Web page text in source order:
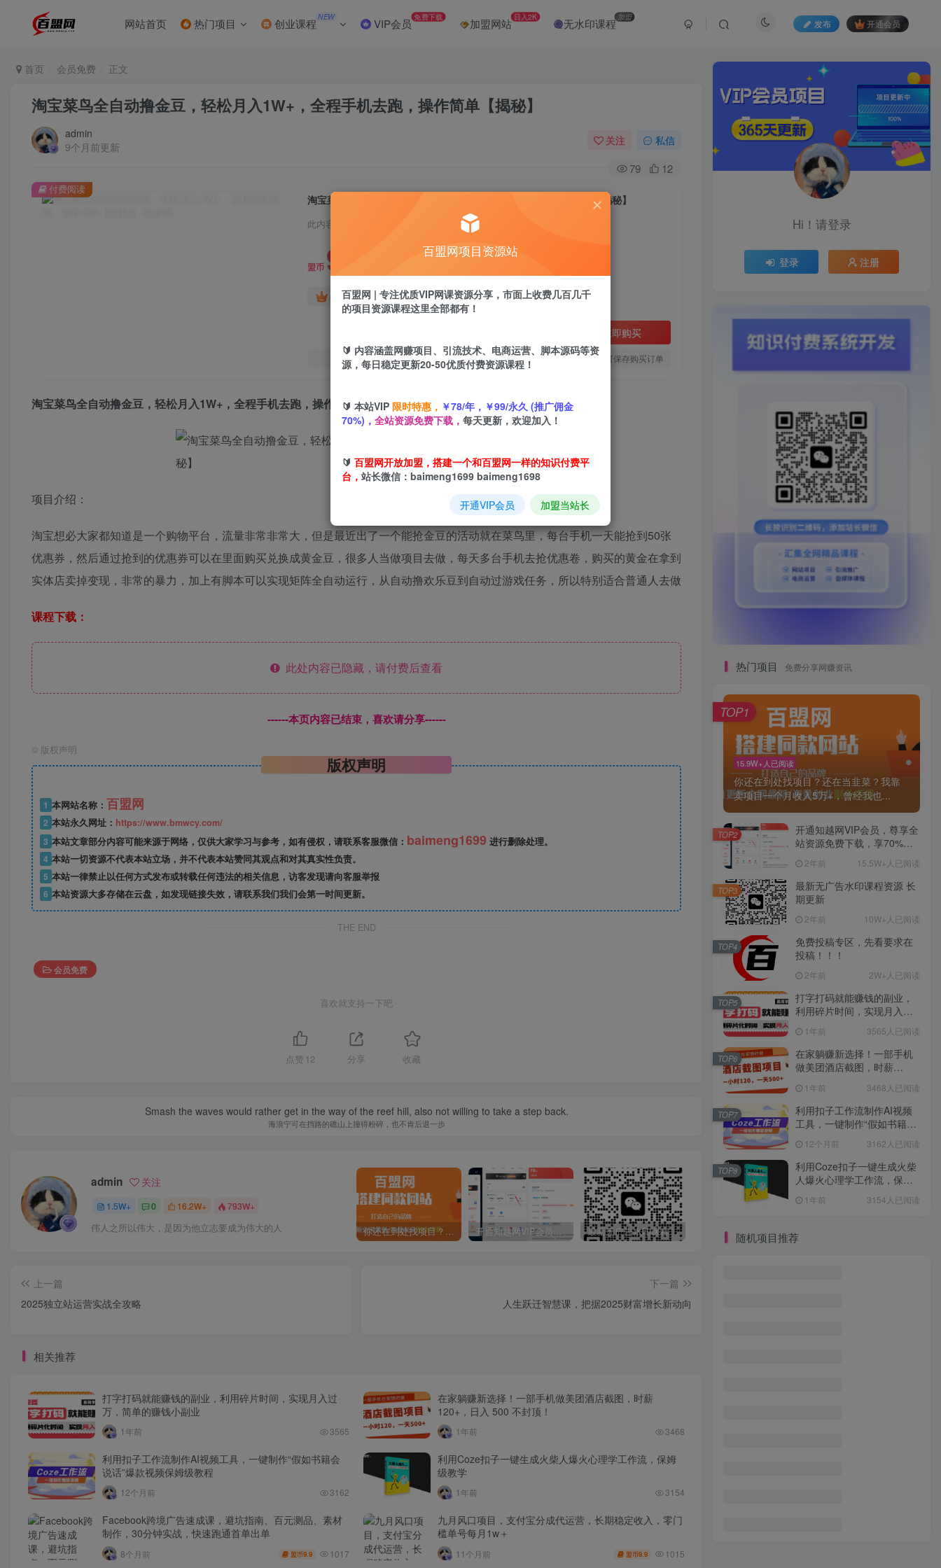
网站首页 热门项目 创业课程 NEW VIP会员 免费下载 加盟网站 日入2K 无水印课程 加盟
发布 开通会员
首页 会员免费 正文
淘宝菜鸟全自动撸金豆，轻松月入1W+，全程手机去跑，操作简单【揭秘】
admin
9个月前更新
关注 私信
79 12
淘宝菜鸟全自动撸金豆，轻松月入1W+，全程手机去跑，操作简单【揭秘】
此内容为付费阅读，请付费后查看
盟币 9.9
年卡会员免费 永久会员免费
立即购买
您当前未登录！建议登陆后购买，可保存购买订单
付费阅读
淘宝菜鸟全自动撸金豆，轻松月入1W+，全程手机去跑，操作简单【揭秘】
项目介绍：
淘宝想必大家都知道是一个购物平台，流量非常非常大，但是最近出了一个能抢金豆的活动就在菜鸟里，每台手机一天能抢到50张
优惠券，然后通过抢到的优惠券可以在里面购买兑换成黄金豆，很多人当做项目去做，每天多台手机去抢优惠卷，购买的黄金在拿到
实体店卖掉变现，非常的暴力，加上有脚本可以实现矩阵全自动运行，从自动撸欢乐豆到自动过游戏任务，所以特别适合普通人去做
课程下载：
此处内容已隐藏，请付费后查看
------本页内容已结束，喜欢请分享------
© 版权声明
版权声明
1 本网站名称： 百盟网
2 本站永久网址： https://www.bmwcy.com/
3 本站文章部分内容可能来源于网络，仅供大家学习与参考，如有侵权，请联系客服微信： baimeng1699 进行删除处理。
4 本站一切资源不代表本站立场，并不代表本站赞同其观点和对其真实性负责。
5 本站一律禁止以任何方式发布或转载任何违法的相关信息，访客发现请向客服举报
6 本站资源大多存储在云盘，如发现链接失效，请联系我们我们会第一时间更新。
THE END
会员免费
喜欢就支持一下吧
点赞 12 分享 收藏
Smash the waves would rather get in the way of the reef hill, also not willing to take a step back.
海浪宁可在挡路的礁山上撞得粉碎，也不肯后退一步
admin 关注
1.5W+ 0 16.2W+ 793W+
伟人之所以伟大，是因为他立志要成为伟大的人 你还在到处找项目？还在当韭菜？我靠卖项目一个月收入5万+，曾经我也是个失败者。 最新无广告水印课程资源 长期更新 免费投稿专区，先看要求在投稿！！！
上一篇
2025独立站运营实战全攻略
下一篇
人生跃迁智慧课，把据2025财富增长新动向
相关推荐
打字打码就能赚钱的副业，利用碎片时间，实现月入过
万，简单的赚钱小副业
1年前 3565
在家躺赚新选择！一部手机做美团酒店截图，时薪
120+，日入 500 不封顶！
1年前 3468
利用扣子工作流制作AI视频工具，一键制作“假如书籍会
说话”爆款视频保姆级教程
12个月前 3162
利用Coze扣子一键生成火柴人爆火心理学工作流，保姆
级教学
1年前 3154
Facebook跨境广告速成课，避坑指南、百元测品、素材
制作，30分钟实战，快速跑通首单出单
8个月前 盟币9.9 1017
九月风口项目，支付宝分成代运营，长期稳定收入，零门
槛单号每月1w＋
11个月前 盟币9.9 1015
Hi！请登录
登录 注册
热门项目 免费分享网赚资讯
15.9W+人已阅读
你还在到处找项目？还在当韭菜？我靠
卖项目一个月收入5万+，曾经我也...
TOP1
开通知越网VIP会员，尊享全
站资源免费下载，享70%的
惠】2年前 15.5W+人已阅读
TOP2
最新无广告水印课程资源 长
期更新
2年前 10W+人已阅读
TOP3
免费投稿专区，先看要求在
投稿！！！
2年前 2W+人已阅读
TOP4
打字打码就能赚钱的副业，
利用碎片时间，实现月入过
1年前 3565人已阅读
TOP5
在家躺赚新选择！一部手机
做美团酒店截图，时薪
1年前 3468人已阅读
TOP6
利用扣子工作流制作AI视频
工具，一键制作“假如书籍会
12个月前 3162人已阅读
TOP7
利用Coze扣子一键生成火柴
人爆火心理学工作流，保姆
1年前 3154人已阅读
TOP8
随机项目推荐
百盟网项目资源站
百盟网 | 专注优质VIP网课资源分享，市面上收费几百几千
的项目资源课程这里全部都有！
🔰 内容涵盖网赚项目、引流技术、电商运营、脚本源码等资
源，每日稳定更新20-50优质付费资源课程！
🔰 本站VIP 限时特惠， ￥78/年，￥99/永久 (推广佣金
70%)， 全站资源免费下载， 每天更新，欢迎加入！
🔰 百盟网开放加盟，搭建一个和百盟网一样的知识付费平
台， 站长微信：baimeng1699 baimeng1698
开通VIP会员 加盟当站长